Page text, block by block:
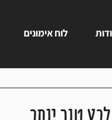
לוח אימונים